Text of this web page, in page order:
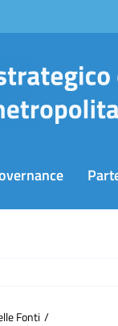
Fonti